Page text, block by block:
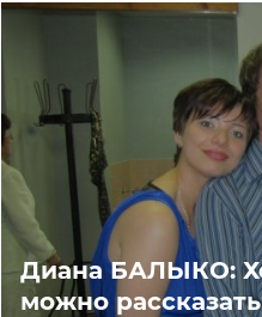
Диана БАЛЫКО:
можно